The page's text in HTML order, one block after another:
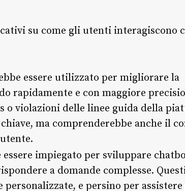
su come gli utenti interagiscono
essere utilizzato per migliorare la
rapidamente e con maggiore
violazioni delle linee guida della
ma comprenderebbe anche il
essere impiegato per sviluppare
a domande complesse.
e persino per